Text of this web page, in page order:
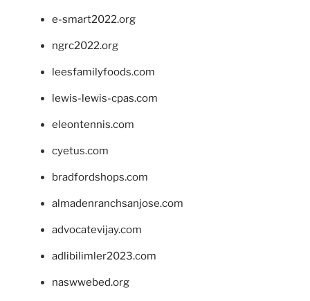
e-smart2022.org
ngrc2022.org
leesfamilyfoods.com
lewis-lewis-cpas.com
eleontennis.com
cyetus.com
bradfordshops.com
almadenranchsanjose.com
advocatevijay.com
adlibilimler2023.com
naswwebed.org